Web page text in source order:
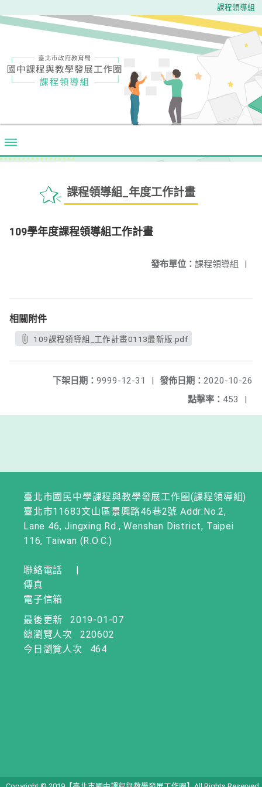
課程領導組
課程領導組_年度工作計畫
109學年度課程領導組工作計畫
發布單位： 課程領導組 |
相關附件
109課程領導組_工作計畫0113最新版.pdf
發佈日期： 2020-10-26
下架日期： 9999-12-31
|
點擊率： 453 |
臺北市國民中學課程與教學發展工作圈(課程領導組)
臺北市11683文山區景興路46巷2號 Addr:No.2,
Lane 46, Jingxing Rd., Wenshan District, Taipei
116, Taiwan (R.O.C.)
聯絡電話
|
傳真
電子信箱
最後更新
2019-01-07
總瀏覽人次
220602
今日瀏覽人次
464